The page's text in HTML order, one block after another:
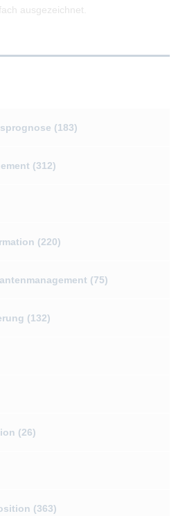
ausgezeichnet.
(183)
(312)
(220)
(75)
(132)
(26)
(363)